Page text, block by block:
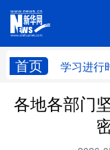
首页 学习进行
学习进行时
各地各部门